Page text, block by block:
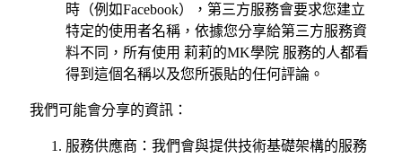
時（例如Facebook），第三方服務會要求您建立
特定的使用者名稱，依據您分享給第三方服務資
料不同，所有使用 莉莉的MK學院 服務的人都看
得到這個名稱以及您所張貼的任何評論。
我們可能會分享的資訊：
服務供應商：我們會與提供技術基礎架構的服務